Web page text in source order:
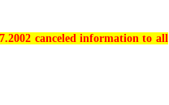
canceled information to all